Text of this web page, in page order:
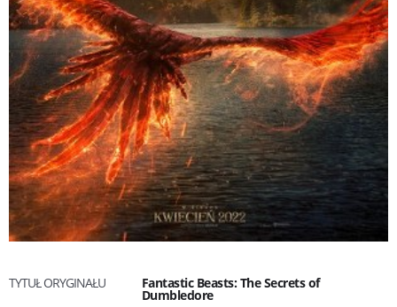
TYTUŁ ORYGINAŁU Fantastic Beasts: The Secrets of
Dumbledore